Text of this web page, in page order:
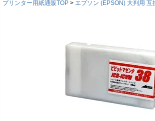
プリンター用紙通販TOP エプソン (EPSON) 大判用 互